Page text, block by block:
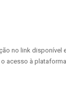
no link disponível
acesso à